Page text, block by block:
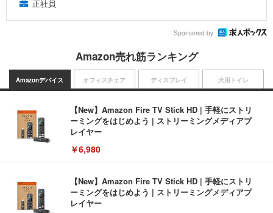
正社員
Sponsored by
Amazon売れ筋ランキング
Amazonデバイス
【New】Amazon Fire TV Stick HD | 手軽にストリ
ーミングをはじめよう | ストリーミングメディアプ
レイヤー
￥6,980
【New】Amazon Fire TV Stick HD | 手軽にストリ
ーミングをはじめよう | ストリーミングメディアプ
レイヤー
オフィスチェア ディスプレイ 犬用トイレ